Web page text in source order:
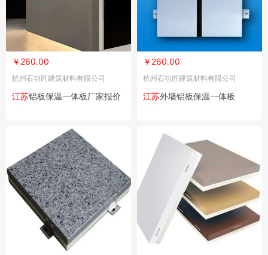
￥260.00
杭州石功匠建筑材料有限公司
江苏铝板保温一体板厂家报价
￥260.00
杭州石功匠建筑材料有限公司
江苏外墙铝板保温一体板